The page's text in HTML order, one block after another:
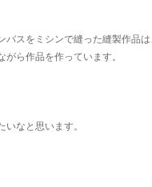
スをミシンで縫った縫製作品
ら作品を作っています。
なと思います。